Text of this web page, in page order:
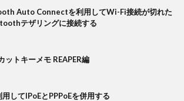
Auto Connectを利用してWi-Fi接続が切れた
テザリングに接続する
ットキーメモ REAPER編
してIPoEとPPPoEを併用する